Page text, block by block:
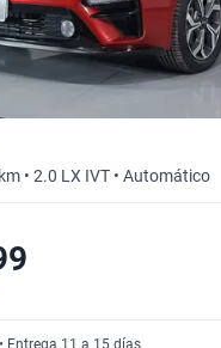
• 2.0 LX IVT • Automático
Entrega 11 a 15 días